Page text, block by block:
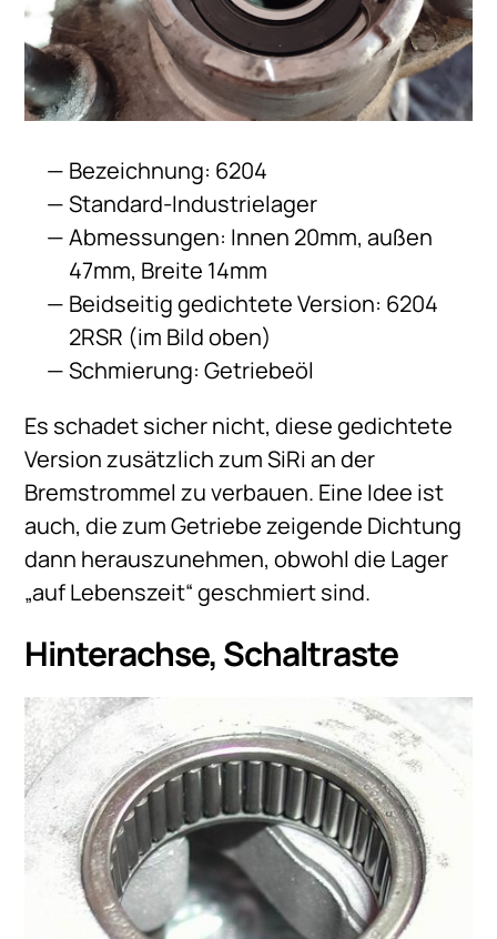
Bezeichnung: 6204
Standard-Industrielager
Abmessungen: Innen 20mm, außen
47mm, Breite 14mm
Beidseitig gedichtete Version: 6204
2RSR (im Bild oben)
Schmierung: Getriebeöl
Es schadet sicher nicht, diese gedichtete
Version zusätzlich zum SiRi an der
Bremstrommel zu verbauen. Eine Idee ist
auch, die zum Getriebe zeigende Dichtung
dann herauszunehmen, obwohl die Lager
„auf Lebenszeit“ geschmiert sind.
Hinterachse, Schaltraste